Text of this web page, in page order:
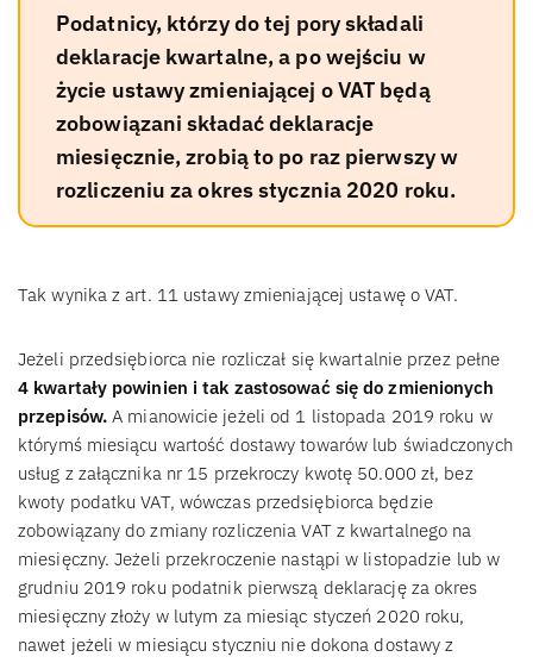
Podatnicy, którzy do tej pory składali
deklaracje kwartalne, a po wejściu w
życie ustawy zmieniającej o VAT będą
zobowiązani składać deklaracje
miesięcznie, zrobią to po raz pierwszy w
rozliczeniu za okres stycznia 2020 roku.
Tak wynika z art. 11 ustawy zmieniającej ustawę o VAT.
Jeżeli przedsiębiorca nie rozliczał się kwartalnie przez pełne
4 kwartały powinien i tak zastosować się do zmienionych
przepisów. A mianowicie jeżeli od 1 listopada 2019 roku w
którymś miesiącu wartość dostawy towarów lub świadczonych
usług z załącznika nr 15 przekroczy kwotę 50.000 zł, bez
kwoty podatku VAT, wówczas przedsiębiorca będzie
zobowiązany do zmiany rozliczenia VAT z kwartalnego na
miesięczny. Jeżeli przekroczenie nastąpi w listopadzie lub w
grudniu 2019 roku podatnik pierwszą deklarację za okres
miesięczny złoży w lutym za miesiąc styczeń 2020 roku,
nawet jeżeli w miesiącu styczniu nie dokona dostawy z